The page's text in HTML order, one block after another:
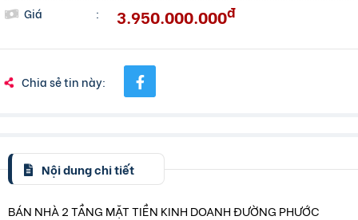
Giá
: 3.950.000.000đ
Chia sẻ tin này:
Nội dung chi tiết
BÁN NHÀ 2 TẦNG MẶT TIỀN KINH DOANH ĐƯỜNG PHƯỚC